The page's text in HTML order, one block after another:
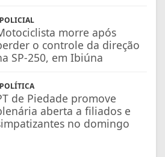
POLICIAL
morre após
o controle da direção
SP-250, em Ibiúna
POLÍTICA
de Piedade promove
aberta a filiados e
no domingo